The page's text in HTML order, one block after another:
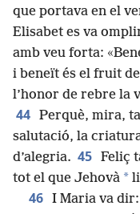
que portava en el
Elisabet es va
amb veu forta:
i beneït és el fruit
l’honor de rebre la
44 Perquè, mira,
salutació, la
d’alegria. 45 Feliç
tot el que Jehovà *
46 I Maria va